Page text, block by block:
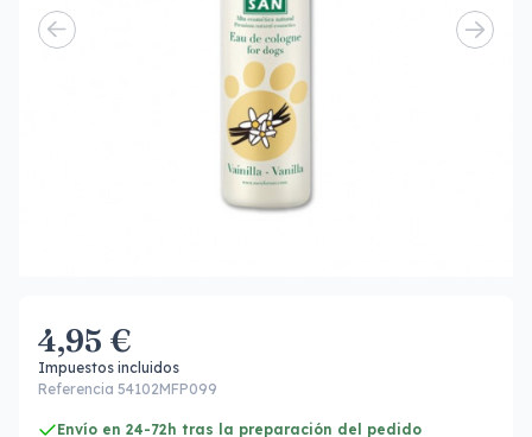
4,95 €
Impuestos incluidos
Referencia 54102MFP099
Envío en 24-72h tras la preparación del pedido